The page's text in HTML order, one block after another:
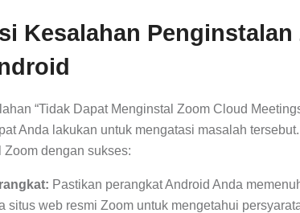
Kesalahan
“Tidak Dapat Menginstal Zoom Cloud
Anda lakukan untuk mengatasi masalah
dengan sukses:
Pastikan perangkat Android Anda
situs web resmi Zoom untuk mengetahui